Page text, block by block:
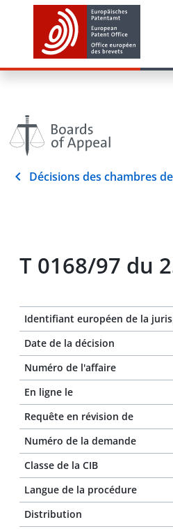
Décisions des chambres
T 0168/97 du
Identifiant européen de la
Date de la décision
Numéro de l'affaire
En ligne le
Requête en révision de
Numéro de la demande
Classe de la CIB
Langue de la procédure
Distribution